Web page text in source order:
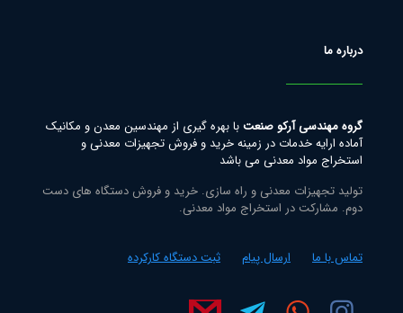
درباره ما
گروه مهندسی آرکو صنعتبا بهره گیری از مهندسین معدن و مکانیک
آماده ارایه خدمات در زمینه خرید و فروش تجهیزات معدنی و
استخراج مواد معدنی می باشد
تولید تجهیزات معدنی و راه سازی. خرید و فروش دستگاه های دست
دوم. مشارکت در استخراج مواد معدنی.
تماس با ما ارسال پیام ثبت دستگاه کارکرده